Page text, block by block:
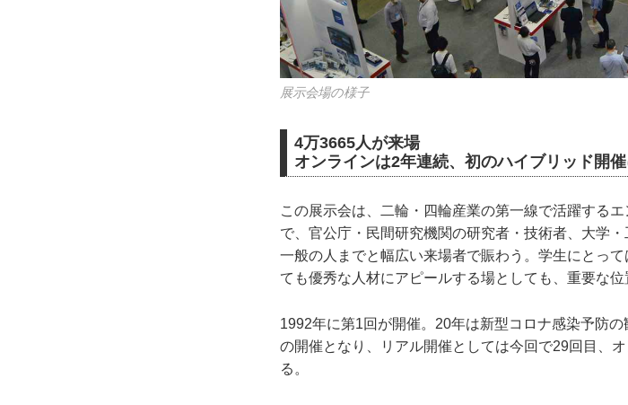
展示会場の様子
4万3665人が来場
オンラインは2年連続、初のハイブリッド開
この展示会は、二輪・四輪産業の第一線で活躍する
で、官公庁・民間研究機関の研究者・技術者、大学
一般の人までと幅広い来場者で賑わう。学生にとっ
ても優秀な人材にアピールする場としても、重要な位
1992年に第1回が開催。20年は新型コロナ感染予防
の開催となり、リアル開催としては今回で29回目、
る。